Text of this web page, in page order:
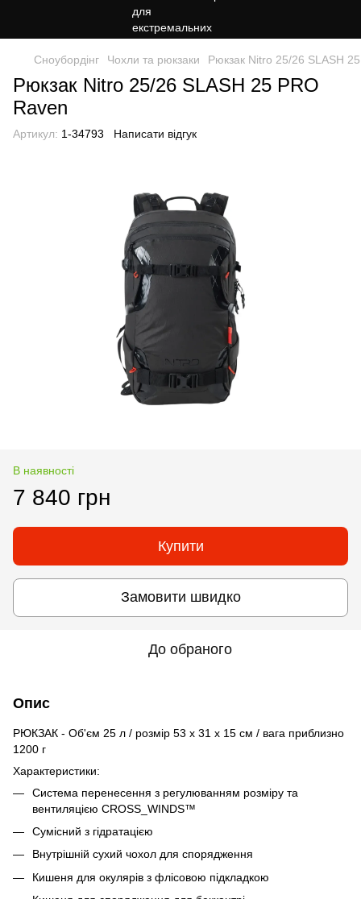
Сноубордiнг Чохли та рюкзаки Рюкзак Nitro 25/26 SLASH
Рюкзак Nitro 25/26 SLASH 25 PRO
Raven
Артикул: 1-34793 Написати відгук
В наявності
7 840 грн
Купити
Замовити швидко
До обраного
Опис
РЮКЗАК - Об'єм 25 л / розмір 53 x 31 x 15 см / вага приблизно
1200 г
Характеристики:
Система перенесення з регулюванням розміру та
вентиляцією CROSS_WINDS™
Сумісний з гідратацією
Внутрішній сухий чохол для спорядження
Кишеня для окулярів з флісовою підкладкою